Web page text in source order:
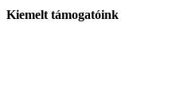
Kiemelt támogatóink